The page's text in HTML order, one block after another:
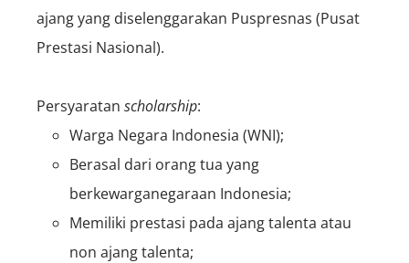
ajang yang diselenggarakan Puspresnas (Pusat
Prestasi Nasional).
Persyaratan scholarship:
Warga Negara Indonesia (WNI);
Berasal dari orang tua yang
berkewarganegaraan Indonesia;
Memiliki prestasi pada ajang talenta atau
non ajang talenta;